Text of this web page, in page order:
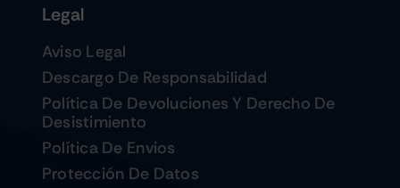
Legal
Aviso Legal
Descargo De Responsabilidad
Política De Devoluciones Y Derecho De
Desistimiento
Política De Envios
Protección De Datos